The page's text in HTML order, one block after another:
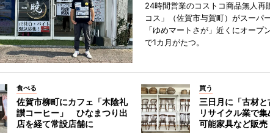
24時間営業のコストコ商品無人再
コス」（佐賀市与賀町）がスーパ
「ゆめマートさが」近くにオープ
で1カ月がたつ。
食べる
佐賀市柳町にカフェ「木陰礼
讃コーヒー」 ひなまつり出
店を経て常設店舗に
買う
三日月に「古材
リサイクル業で
可能家具など販売